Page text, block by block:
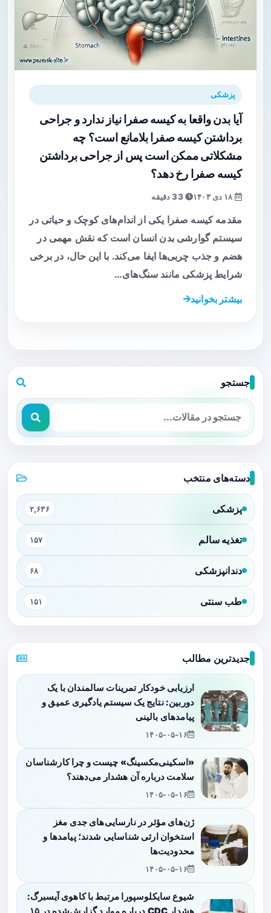
پزشکی
آیا بدن واقعا به کیسه صفرا نیاز ندارد و جراحی
برداشتن کیسه صفرا بلامانع است؟ چه
مشکلاتی ممکن است پس از جراحی برداشتن
کیسه صفرا رخ دهد؟
33 دقیقه
مقدمه کیسه صفرا یکی از اندام‌های کوچک و حیاتی در
سیستم گوارشی بدن انسان است که نقش مهمی در
هضم و جذب چربی‌ها ایفا می‌کند. با این حال، در برخی
شرایط پزشکی مانند سنگ‌های…
بیشتر بخوانید
جستجو
دسته‌های منتخب
پزشکی ۲,۶۳۶
تغذیه سالم ۱۵۷
دندانپزشکی ۶۸
طب سنتی ۱۵۱
جدیدترین مطالب
ارزیابی خودکار تمرینات سالمندان با یک
دوربین: نتایج یک سیستم یادگیری عمیق و
پیامدهای بالینی
۱۴۰۵-۰۵-۱۶
«اسکینی‌مکسینگ» چیست و چرا کارشناسان
سلامت درباره آن هشدار می‌دهند؟
۱۴۰۵-۰۵-۱۶
ژن‌های مؤثر در نارسایی‌های جدی مغز
استخوان ارثی شناسایی شدند؛ پیامدها و
محدودیت‌ها
۱۴۰۵-۰۵-۱۶
شیوع سایکلوسپورا مرتبط با کاهوی آیسبرگ: